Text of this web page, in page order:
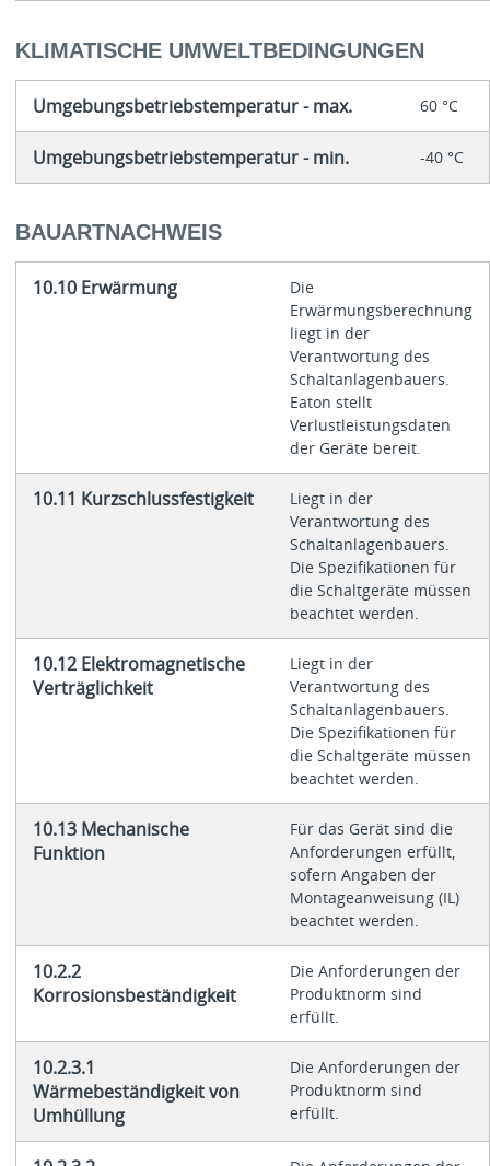
KLIMATISCHE UMWELTBEDINGUNGEN
Umgebungsbetriebstemperatur - max. 60 °C
Umgebungsbetriebstemperatur - min. -40 °C
BAUARTNACHWEIS
10.10 Erwärmung
Die
Erwärmungsberechnung
liegt in der
Verantwortung des
Schaltanlagenbauers.
Eaton stellt
Verlustleistungsdaten
der Geräte bereit.
10.11 Kurzschlussfestigkeit
Liegt in der
Verantwortung des
Schaltanlagenbauers.
Die Spezifikationen für
die Schaltgeräte müssen
beachtet werden.
10.12 Elektromagnetische
Verträglichkeit
Liegt in der
Verantwortung des
Schaltanlagenbauers.
Die Spezifikationen für
die Schaltgeräte müssen
beachtet werden.
10.13 Mechanische
Funktion
Für das Gerät sind die
Anforderungen erfüllt,
sofern Angaben der
Montageanweisung (IL)
beachtet werden.
10.2.2
Korrosionsbeständigkeit
Die Anforderungen der
Produktnorm sind
erfüllt.
10.2.3.1
Wärmebeständigkeit von
Umhüllung
Die Anforderungen der
Produktnorm sind
erfüllt.